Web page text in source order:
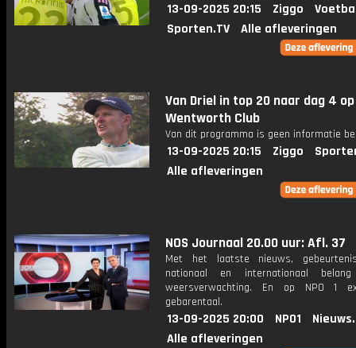
13-09-2025 20:15 Ziggo
Sporten.TV
Alle afleveringen
Van Driel in top 20 naar dag 4 op
Wentworth Club
Van dit programma is geen informatie
13-09-2025 20:15 Ziggo
Alle afleveringen
NOS Journaal 20.00 uur: Afl. 37
Met het laatste nieuws,
nationaal en internationaal
weersverwachting. En op NPO 1
gebarentaal.
13-09-2025 20:00 NPO1
Alle afleveringen